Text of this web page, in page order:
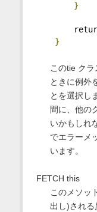
}
return
}
このtie ク
ときに例外
とを選択し
間に、他の
いかもしれ
でエラーメ
います。
FETCH this
このメソッ
出し)される